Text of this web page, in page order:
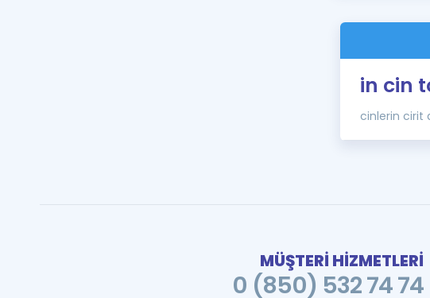
in cin
cinlerin cirit
MÜŞTERİ HİZMETLERİ
0 (850) 532 74 74